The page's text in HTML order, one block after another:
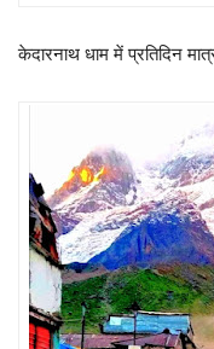
केदारनाथ धाम में प्रतिदिन